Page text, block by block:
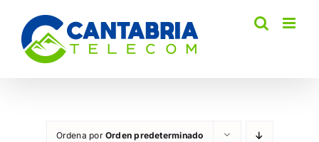
contenido
Ordena por Orden predeterminado